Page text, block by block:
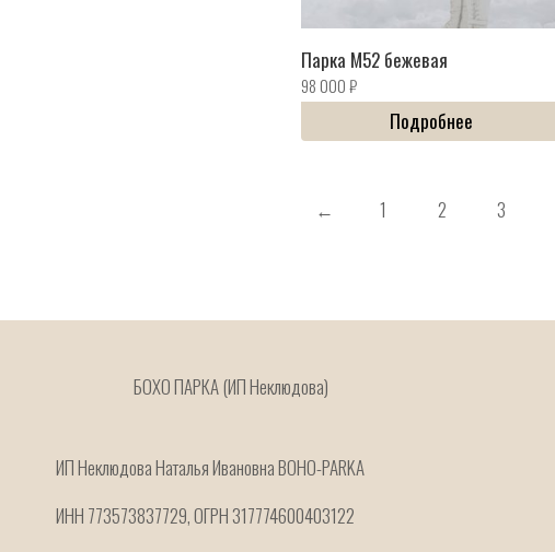
Парка M52 бежевая
98 000₽
Подробнее
← 1 2 3
БОХО ПАРКА (ИП Неклюдова)
ИП Неклюдова Наталья Ивановна BOHO-PARKA
ИНН 773573837729, ОГРН 317774600403122